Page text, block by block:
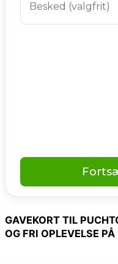
GAVEKORT TIL
OG FRI OPLEVELSE